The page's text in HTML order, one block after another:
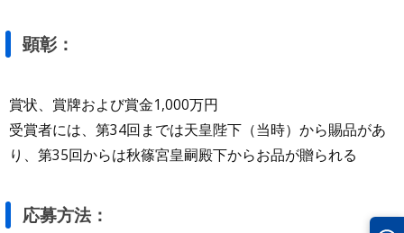
顕彰：
賞状、賞牌および賞金1,000万円
受賞者には、第34回までは天皇陛下（当時）から賜品があ
り、第35回からは秋篠宮皇嗣殿下からお品が贈られる
応募方法：